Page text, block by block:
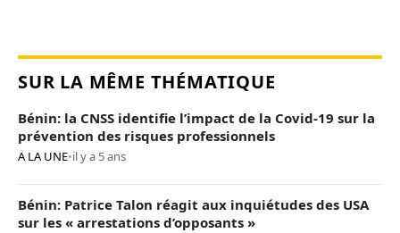
SUR LA MÊME THÉMATIQUE
Bénin: la CNSS identifie l’impact de la Covid-19 sur la
prévention des risques professionnels
A LA UNE•il y a 5 ans
Bénin: Patrice Talon réagit aux inquiétudes des USA
sur les « arrestations d’opposants »